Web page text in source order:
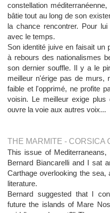
constellation
bâtie tout au long de son
la chance rencontrer. Pour
avec le temps.
Son identité juive en faisait un
à rebours des nationalismes
son dernier souffle. Il y a le
meilleur n'érige pas de murs,
faible et l'opprimé, ne profite
voisin. Le meilleur exige
ouvre la voie aux autres voix...
THE MARMITE - CORSICA
This issue of Mediterraneans,
Bernard Biancarelli and I sat
Carthage overlooking the
literature.
Bernard suggested that I
future the islands of Mare